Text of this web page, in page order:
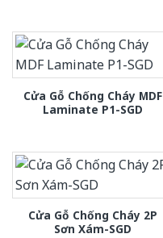
Cửa Gỗ Chống Cháy MDF
Laminate P1-SGD
Cửa Gỗ Chống Cháy 2P
Sơn Xám-SGD